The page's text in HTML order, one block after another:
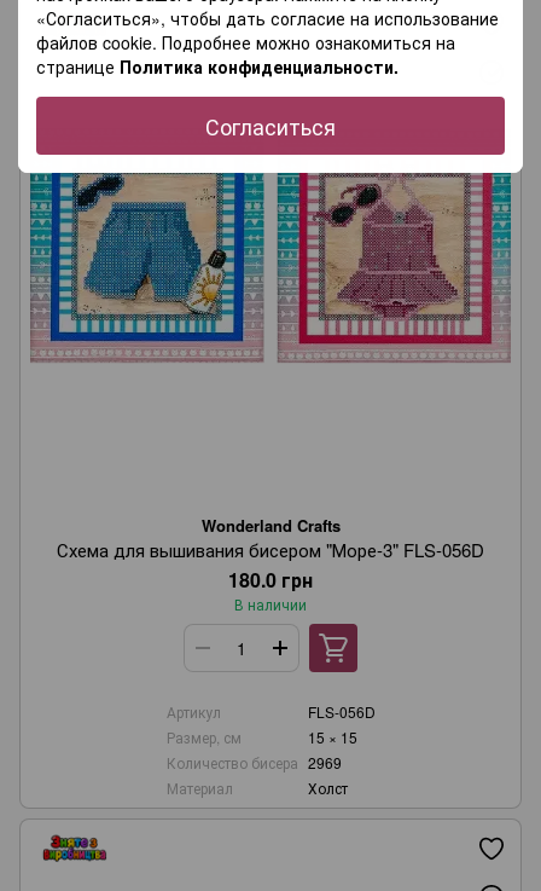
«Согласиться», чтобы дать согласие на использование
файлов cookie. Подробнее можно ознакомиться на
странице Политика конфиденциальности.
Согласиться
Wonderland Crafts
Схема для вышивания бисером "Море-3" FLS-056D
180.0 грн
В наличии
Артикул
FLS-056D
Размер, см
15 × 15
Количество бисера 2969
Материал
Холст